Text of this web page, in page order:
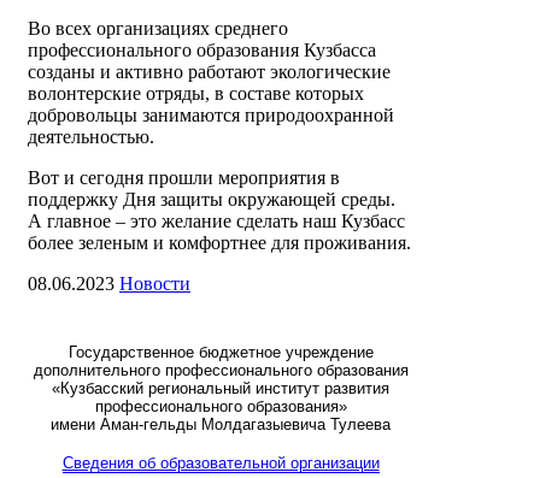
Во всех организациях среднего
профессионального образования Кузбасса
созданы и активно работают экологические
волонтерские отряды, в составе которых
добровольцы занимаются природоохранной
деятельностью.
Вот и сегодня прошли мероприятия в
поддержку Дня защиты окружающей среды.
А главное – это желание сделать наш Кузбасс
более зеленым и комфортнее для проживания.
08.06.2023 Новости
Государственное бюджетное учреждение
дополнительного профессионального образования
«Кузбасский региональный институт развития
профессионального образования»
имени Аман-гельды Молдагазыевича Тулеева
Сведения об образовательной организации